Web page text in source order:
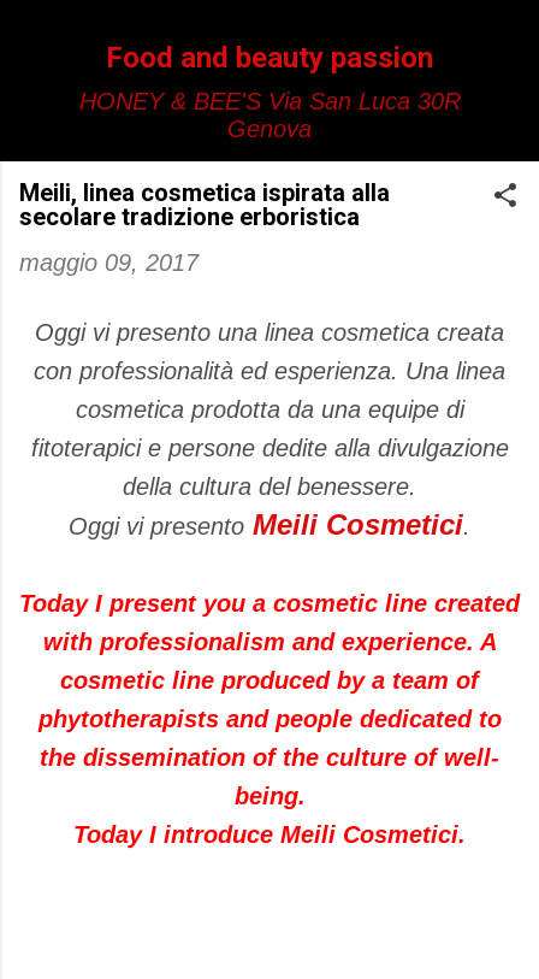
Food and beauty passion
HONEY & BEE'S Via San Luca 30R
Genova
Meili, linea cosmetica ispirata alla
secolare tradizione erboristica
maggio 09, 2017
Oggi vi presento una linea cosmetica creata
con professionalità ed esperienza. Una linea
cosmetica prodotta da una equipe di
fitoterapici e persone dedite alla divulgazione
della cultura del benessere.
Oggi vi presento Meili Cosmetici.
Today I present you a cosmetic line created
with professionalism and experience. A
cosmetic line produced by a team of
phytotherapists and people dedicated to
the dissemination of the culture of well-
being.
Today I introduce Meili Cosmetici.